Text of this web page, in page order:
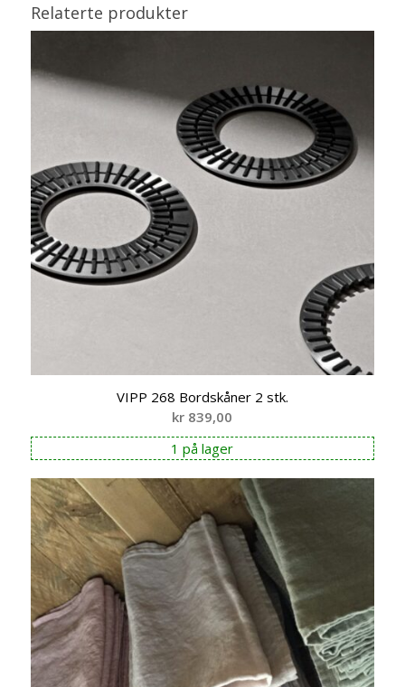
Relaterte produkter
VIPP 268 Bordskåner 2 stk.
kr 839,00
1 på lager